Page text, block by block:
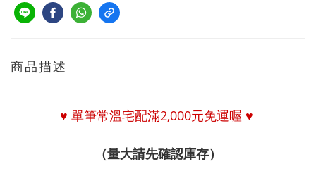
商品描述
♥ 單筆常溫宅配滿2,000元免運喔 ♥
（量大請先確認庫存）